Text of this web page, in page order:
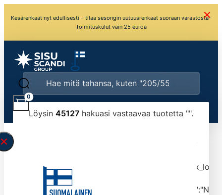
Kesärenkaat nyt edullisesti – tilaa sesongin uutuusrenkaat suoraan varastosta ·
Toimituskulut vain 25 euroa
Löysin 45127 hakuasi vastaavaa tuotetta "".
typed the search query correctly.<br>Currently
tmlmvi","meta_query":
0